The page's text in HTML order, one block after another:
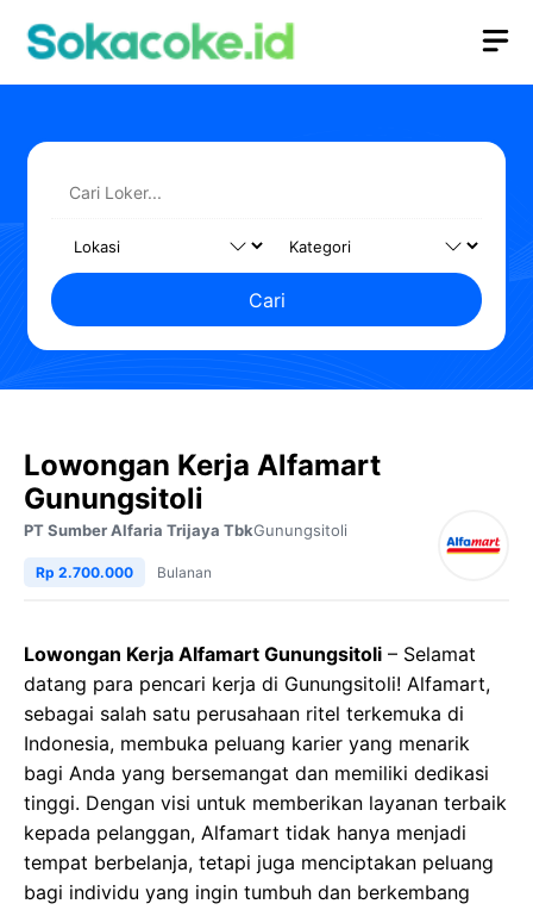
Cari
Lowongan Kerja Alfamart
Gunungsitoli
PT Sumber Alfaria Trijaya TbkGunungsitoli
Rp 2.700.000 Bulanan
Lowongan Kerja Alfamart Gunungsitoli – Selamat
datang para pencari kerja di Gunungsitoli! Alfamart,
sebagai salah satu perusahaan ritel terkemuka di
Indonesia, membuka peluang karier yang menarik
bagi Anda yang bersemangat dan memiliki dedikasi
tinggi. Dengan visi untuk memberikan layanan terbaik
kepada pelanggan, Alfamart tidak hanya menjadi
tempat berbelanja, tetapi juga menciptakan peluang
bagi individu yang ingin tumbuh dan berkembang